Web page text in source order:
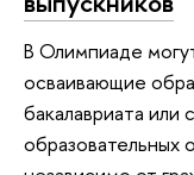
В Олимпиаде
осваивающие
бакалавриата или
образовательных